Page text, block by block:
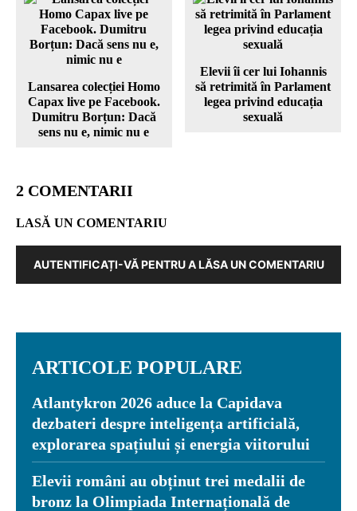
Lansarea colecției Homo
Capax live pe Facebook.
Dumitru Borțun: Dacă
sens nu e, nimic nu e
Elevii îi cer lui Iohannis
să retrimită în Parlament
legea privind educația
sexuală
2 COMENTARII
LASĂ UN COMENTARIU
AUTENTIFICAȚI-VĂ PENTRU A LĂSA UN COMENTARIU
ARTICOLE POPULARE
Atlantykron 2026 aduce la Capidava
dezbateri despre inteligența artificială,
explorarea spațiului și energia viitorului
Elevii români au obținut trei medalii de
bronz la Olimpiada Internațională de